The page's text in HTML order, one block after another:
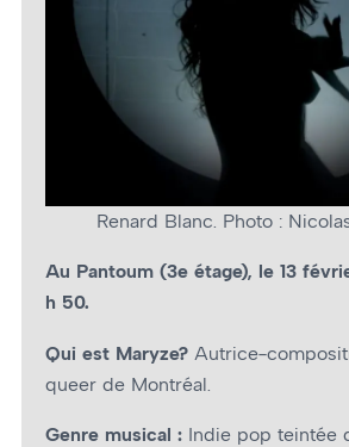
Renard Blanc. Photo :
Au Pantoum (3e étage), le 13
h 50.
Qui est Maryze? Autrice-
queer de Montréal.
Genre musical : Indie pop teintée